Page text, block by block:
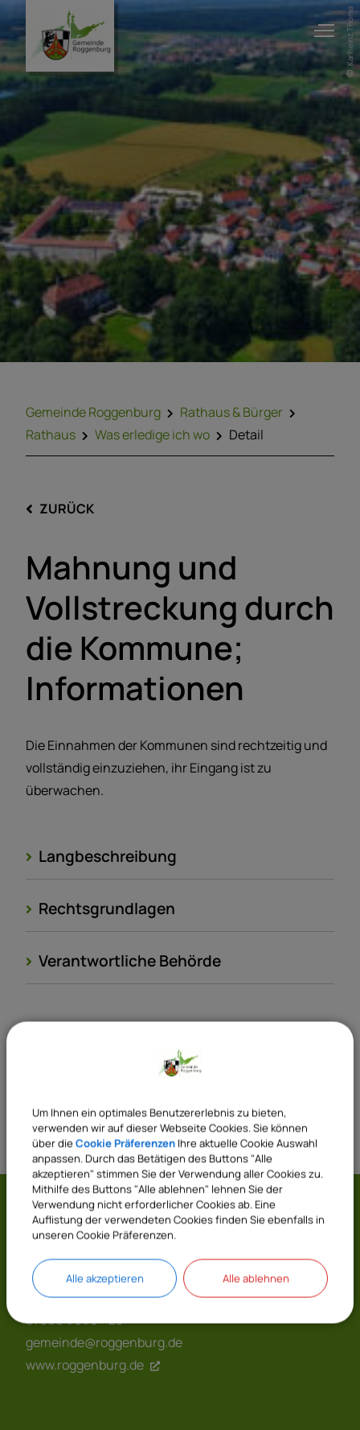
Karlheinz Thoma
Gemeinde Roggenburg
Rathaus & Bürger
Rathaus
Was erledige ich wo Detail
ZURÜCK
Mahnung und
Vollstreckung durch
die Kommune;
Informationen
Die Einnahmen der Kommunen sind rechtzeitig und
vollständig einzuziehen, ihr Eingang ist zu
überwachen.
Langbeschreibung
Rechtsgrundlagen
Verantwortliche Behörde
Gemeinde Roggenburg
89297 Roggenburg
07300 9696 - 0
07300 9696 - 20
gemeinde@roggenburg.de
www.roggenburg.de
Um Ihnen ein optimales Benutzererlebnis zu bieten,
verwenden wir auf dieser Webseite Cookies. Sie können
über die Cookie Präferenzen Ihre aktuelle Cookie Auswahl
anpassen. Durch das Betätigen des Buttons "Alle
akzeptieren" stimmen Sie der Verwendung aller Cookies zu.
Mithilfe des Buttons "Alle ablehnen" lehnen Sie der
Verwendung nicht erforderlicher Cookies ab. Eine
Auflistung der verwendeten Cookies finden Sie ebenfalls in
unseren Cookie Präferenzen.
Alle akzeptieren Alle ablehnen